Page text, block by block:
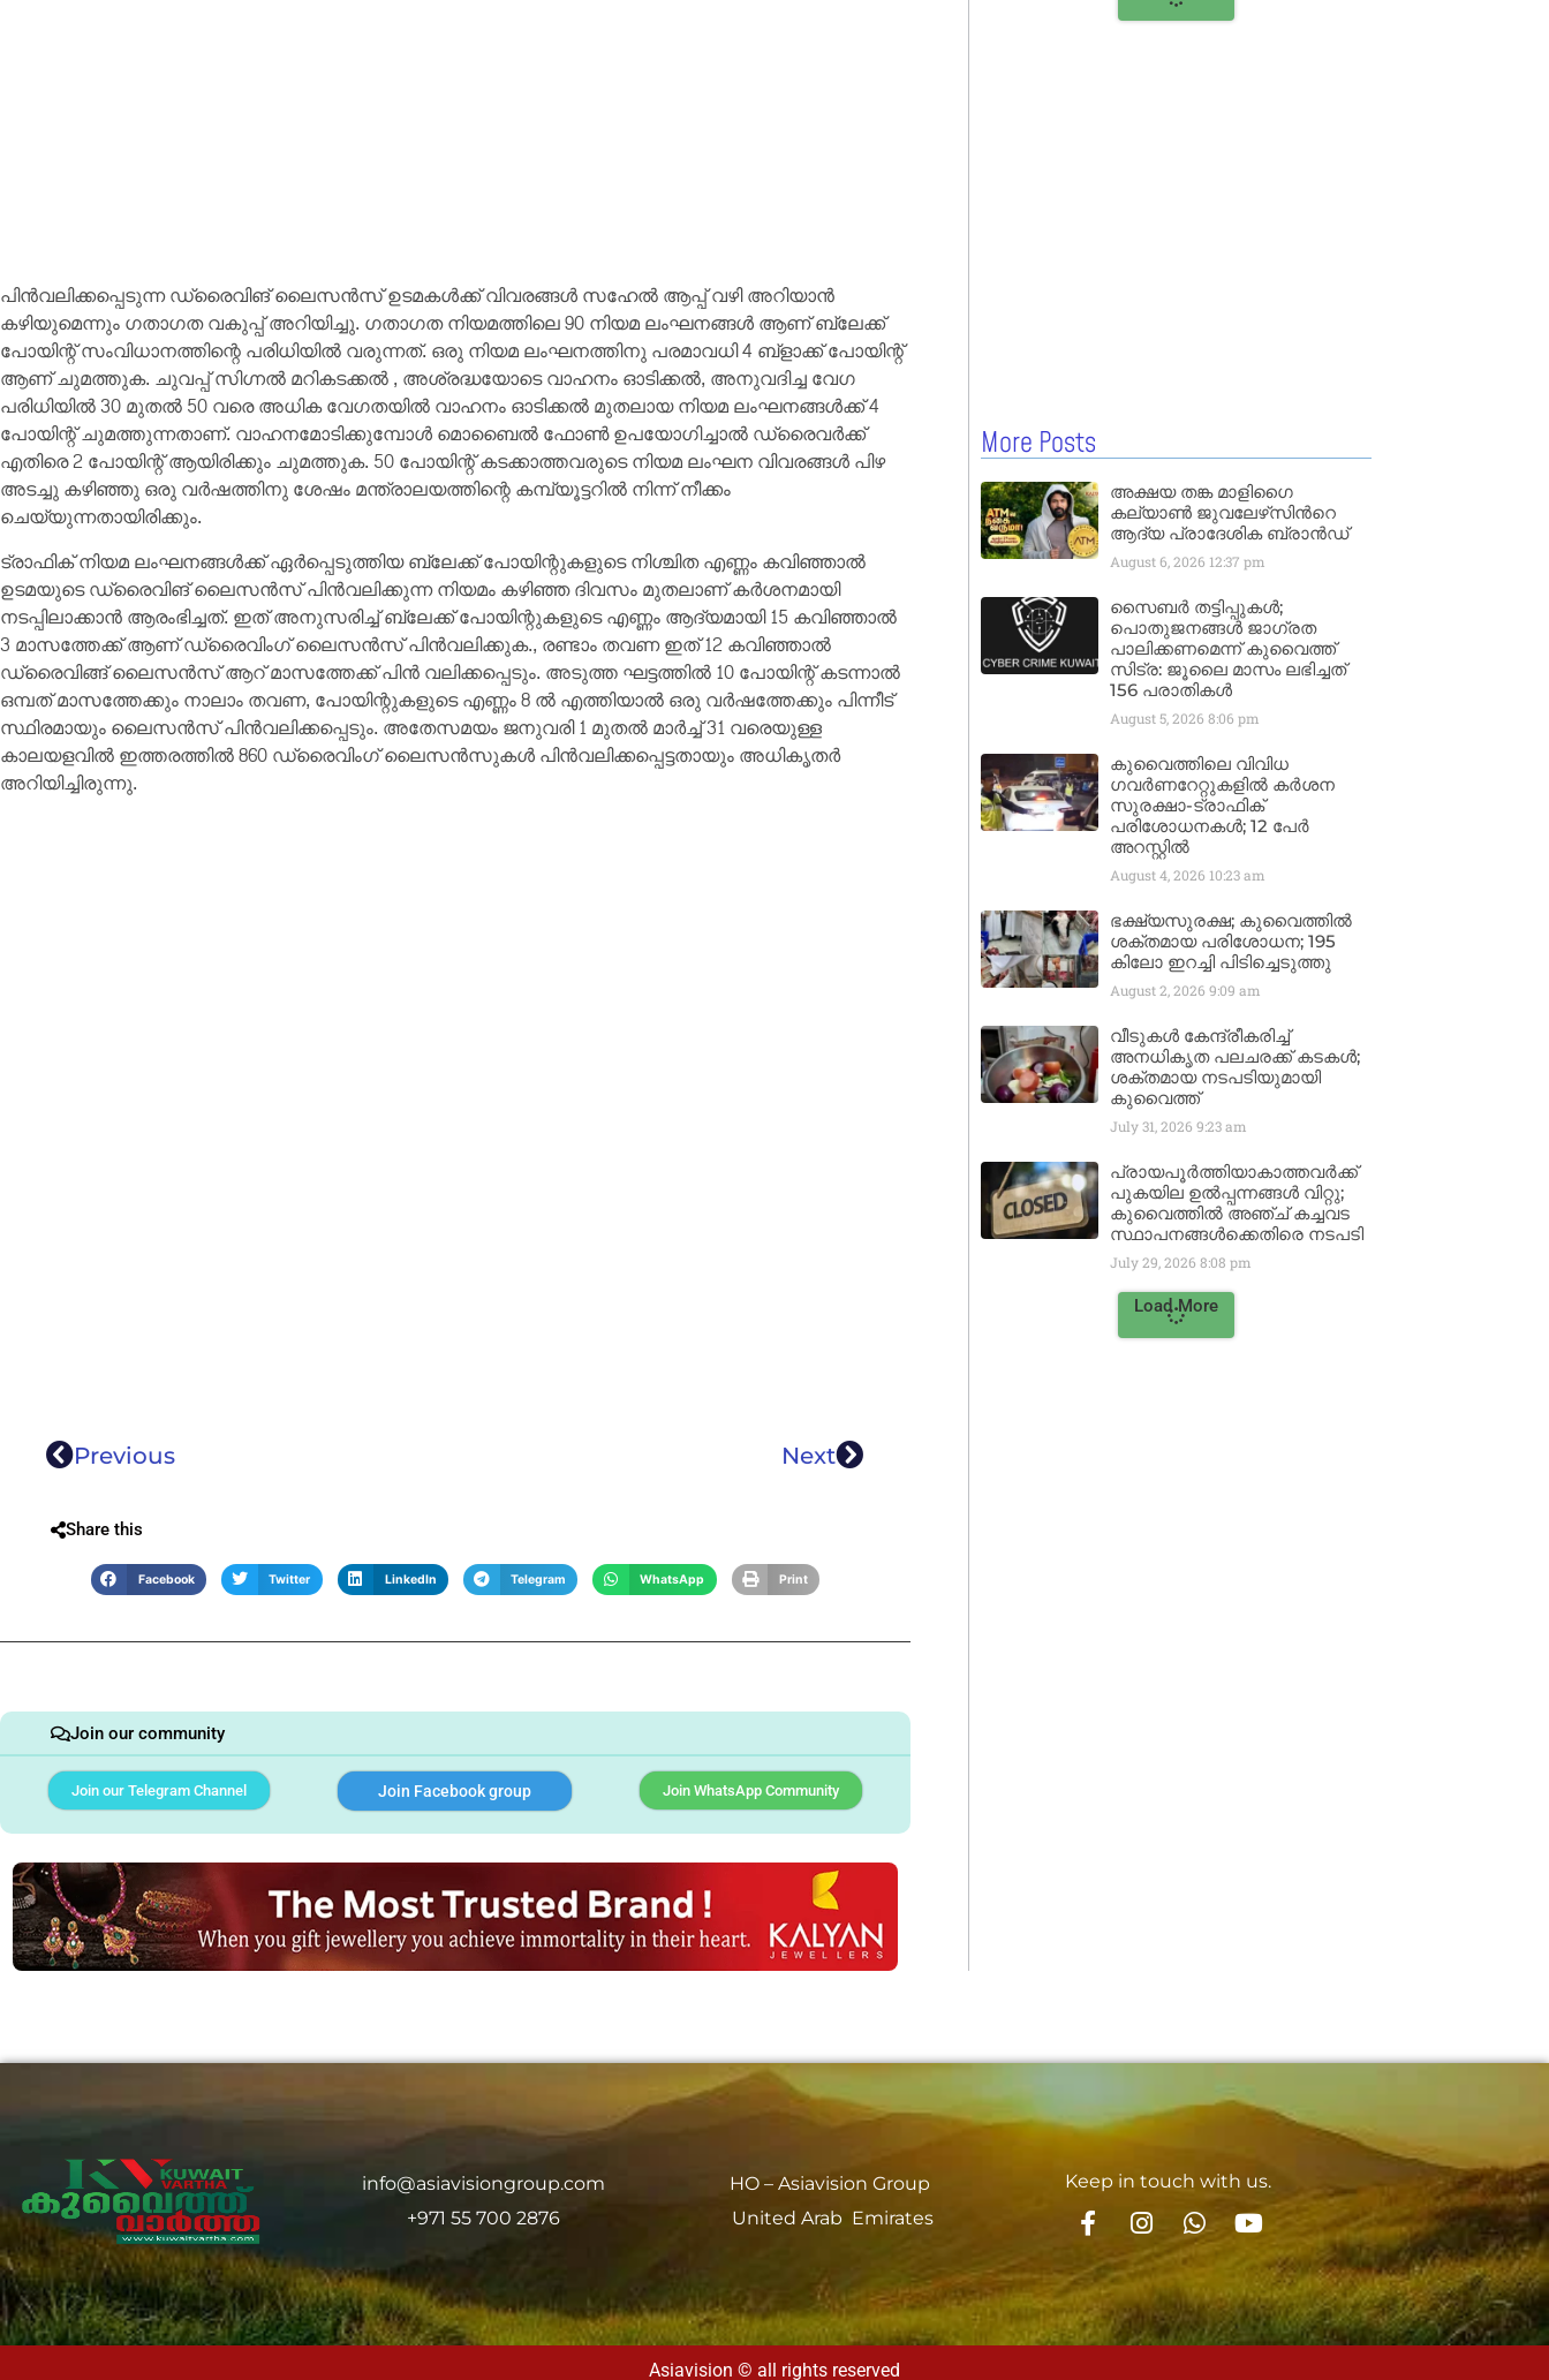
പിൻവലിക്കപ്പെടുന്ന ഡ്രൈവിങ് ലൈസൻസ് ഉടമകൾക്ക് വിവരങ്ങൾ സഹേൽ ആപ്പ് വഴി അറിയാൻ
കഴിയുമെന്നും ഗതാഗത വകുപ്പ് അറിയിച്ചു. ഗതാഗത നിയമത്തിലെ 90 നിയമ ലംഘനങ്ങൾ ആണ് ബ്ലേക്ക്
പോയിന്റ് സംവിധാനത്തിന്റെ പരിധിയിൽ വരുന്നത്. ഒരു നിയമ ലംഘനത്തിനു പരമാവധി 4 ബ്ളാക്ക് പോയിന്റ്
ആണ് ചുമത്തുക. ചുവപ്പ് സിഗ്നൽ മറികടക്കൽ , അശ്രദ്ധയോടെ വാഹനം ഓടിക്കൽ, അനുവദിച്ച വേഗ
പരിധിയിൽ 30 മുതൽ 50 വരെ അധിക വേഗതയിൽ വാഹനം ഓടിക്കൽ മുതലായ നിയമ ലംഘനങ്ങൾക്ക് 4
പോയിന്റ് ചുമത്തുന്നതാണ്. വാഹനമോടിക്കുമ്പോൾ മൊബൈൽ ഫോൺ ഉപയോഗിച്ചാൽ ഡ്രൈവർക്ക്
എതിരെ 2 പോയിന്റ് ആയിരിക്കും ചുമത്തുക. 50 പോയിന്റ് കടക്കാത്തവരുടെ നിയമ ലംഘന വിവരങ്ങൾ പിഴ
അടച്ചു കഴിഞ്ഞു ഒരു വർഷത്തിനു ശേഷം മന്ത്രാലയത്തിന്റെ കമ്പ്യൂട്ടറിൽ നിന്ന് നീക്കം
ചെയ്യുന്നതായിരിക്കും.
ട്രാഫിക് നിയമ ലംഘനങ്ങൾക്ക് ഏർപ്പെടുത്തിയ ബ്ലേക്ക് പോയിന്റുകളുടെ നിശ്ചിത എണ്ണം കവിഞ്ഞാൽ
ഉടമയുടെ ഡ്രൈവിങ് ലൈസൻസ് പിൻവലിക്കുന്ന നിയമം കഴിഞ്ഞ ദിവസം മുതലാണ് കർശനമായി
നടപ്പിലാക്കാൻ ആരംഭിച്ചത്. ഇത് അനുസരിച്ച് ബ്ലേക്ക് പോയിന്റുകളുടെ എണ്ണം ആദ്യമായി 15 കവിഞ്ഞാൽ
3 മാസത്തേക്ക് ആണ് ഡ്രൈവിംഗ് ലൈസൻസ് പിൻവലിക്കുക., രണ്ടാം തവണ ഇത് 12 കവിഞ്ഞാൽ
ഡ്രൈവിങ്ങ് ലൈസൻസ് ആറ് മാസത്തേക്ക് പിൻ വലിക്കപ്പെടും. അടുത്ത ഘട്ടത്തിൽ 10 പോയിന്റ് കടന്നാൽ
ഒമ്പത് മാസത്തേക്കും നാലാം തവണ, പോയിന്റുകളുടെ എണ്ണം 8 ൽ എത്തിയാൽ ഒരു വർഷത്തേക്കും പിന്നീട്
സ്ഥിരമായും ലൈസൻസ് പിൻവലിക്കപ്പെടും. അതേസമയം ജനുവരി 1 മുതൽ മാർച്ച് 31 വരെയുള്ള
കാലയളവിൽ ഇത്തരത്തിൽ 860 ഡ്രൈവിംഗ് ലൈസൻസുകൾ പിൻവലിക്കപ്പെട്ടതായും അധികൃതർ
അറിയിച്ചിരുന്നു.
Previous Next
Share this
Facebook Twitter LinkedIn Telegram WhatsApp Print
Join our community
Join our Telegram Channel Join Facebook group Join WhatsApp Community
More Posts
അക്ഷയ തങ്ക മാളിഗൈ
കല്യാണ്‍ ജുവലേഴ്‌സിന്‍റെ
ആദ്യ പ്രാദേശിക ബ്രാന്‍ഡ്
August 6, 2026 12:37 pm
സൈബർ തട്ടിപ്പുകൾ;
പൊതുജനങ്ങൾ ജാഗ്രത
പാലിക്കണമെന്ന് കുവൈത്ത്
സിട്ര: ജൂലൈ മാസം ലഭിച്ചത്
156 പരാതികൾ
August 5, 2026 8:06 pm
കുവൈത്തിലെ വിവിധ
ഗവർണറേറ്റുകളിൽ കർശന
സുരക്ഷാ-ട്രാഫിക്
പരിശോധനകൾ; 12 പേർ
അറസ്റ്റിൽ
August 4, 2026 10:23 am
ഭക്ഷ്യസുരക്ഷ; കുവൈത്തിൽ
ശക്തമായ പരിശോധന; 195
കിലോ ഇറച്ചി പിടിച്ചെടുത്തു
August 2, 2026 9:09 am
വീടുകൾ കേന്ദ്രീകരിച്ച്
അനധികൃത പലചരക്ക് കടകൾ;
ശക്തമായ നടപടിയുമായി
കുവൈത്ത്
July 31, 2026 9:23 am
പ്രായപൂർത്തിയാകാത്തവർക്ക്
പുകയില ഉൽപ്പന്നങ്ങൾ വിറ്റു;
കുവൈത്തിൽ അഞ്ച് കച്ചവട
സ്ഥാപനങ്ങൾക്കെതിരെ നടപടി
July 29, 2026 8:08 pm
Load More
info@asiavisiongroup.com
+971 55 700 2876
HO – Asiavision Group
United Arab Emirates
Keep in touch with us.
Asiavision © all rights reserved